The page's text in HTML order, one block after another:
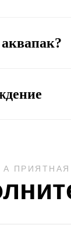
ПРИЯТНАЯ